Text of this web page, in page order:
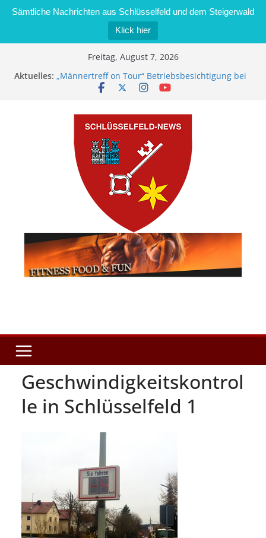
Sämtliche Nachrichten aus Schlüsselfeld und dem Steigerwald
Klick hier
Freitag, August 7, 2026
Aktuelles: „Männertreff on Tour“ Betriebsbesichtigung bei
der Schreinerei Zimmermann GmbH
Brand in Sägewerk in Bernroth schnell unter
Kontrolle
Stadt Schlüsselfeld bietet Online-Anmeldung für
Kindergartenplätze an
Dieseldiebstahl im Wert von 600 Euro
Geschwindigkeitskontrol
le in Schlüsselfeld 1